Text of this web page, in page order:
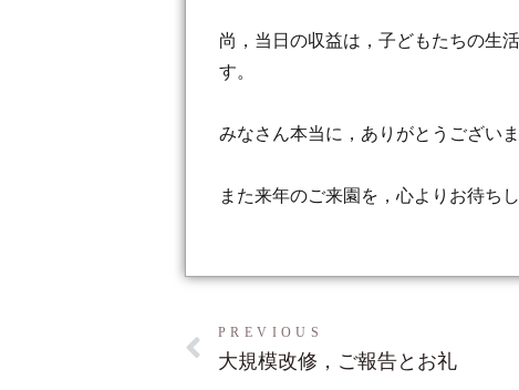
尚，当日の収益は，子どもたちの生
す。
みなさん本当に，ありがとうございま
また来年のご来園を，心よりお待ちし
PREVIOUS
大規模改修，ご報告とお礼